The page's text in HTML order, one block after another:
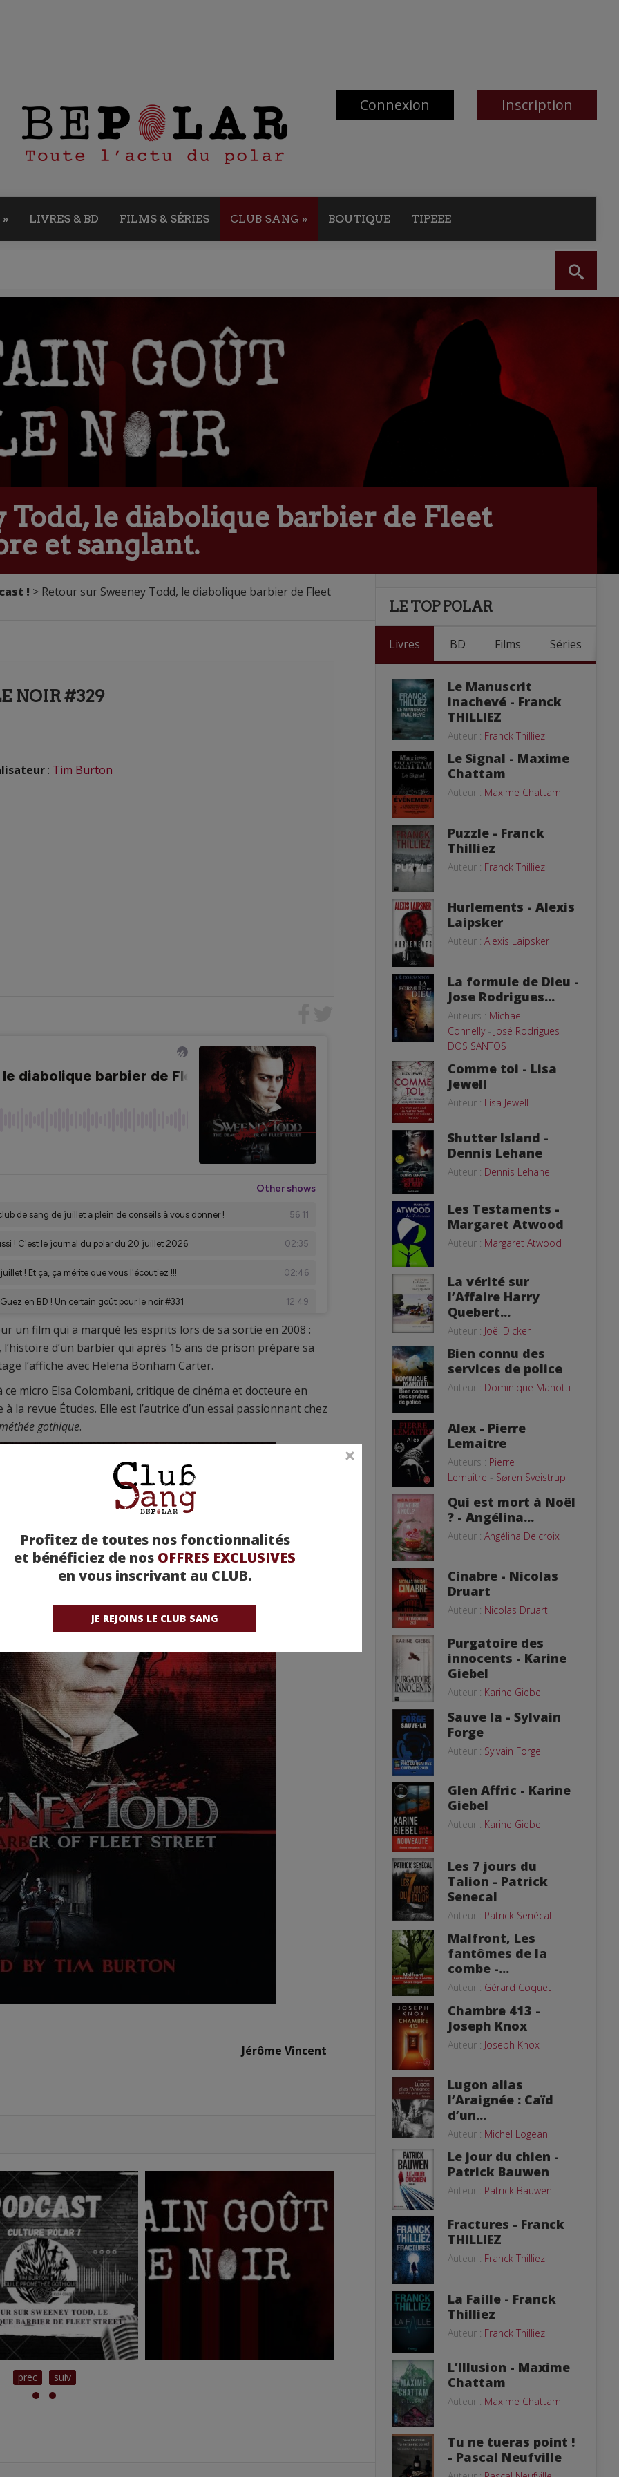
Connexion Inscription
» LIVRES & BD FILMS & SÉRIES CLUB SANG » BOUTIQUE TIPEEE
Profitez de toutes nos fonctionnalités
et bénéficiez de nos OFFRES EXCLUSIVES
en vous inscrivant au CLUB.
JE REJOINS LE CLUB SANG
Todd, le diabolique barbier de Fleet
et sanglant.
! > Retour sur Sweeney Todd, le diabolique barbier de Fleet
NOIR #329
: Tim Burton
un film qui a marqué les esprits lors de sa sortie en 2008 :
l’histoire d’un barbier qui après 15 ans de prison prépare sa
l’affiche avec Helena Bonham Carter.
micro Elsa Colombani, critique de cinéma et docteure en
revue Études. Elle est l’autrice d’un essai passionnant chez
gothique.
Jérôme Vincent
prec suiv
LE TOP POLAR
Livres BD Films Séries
Le Manuscrit
inachevé - Franck
THILLIEZ
Auteur : Franck Thilliez
Le Signal - Maxime
Chattam
Auteur : Maxime Chattam
Puzzle - Franck
Thilliez
Auteur : Franck Thilliez
Hurlements - Alexis
Laipsker
Auteur : Alexis Laipsker
La formule de Dieu -
Jose Rodrigues...
Auteurs : Michael
Connelly- José Rodrigues
DOS SANTOS
Comme toi - Lisa
Jewell
Auteur : Lisa Jewell
Shutter Island -
Dennis Lehane
Auteur : Dennis Lehane
Les Testaments -
Margaret Atwood
Auteur : Margaret Atwood
La vérité sur
l’Affaire Harry
Quebert...
Auteur : Joël Dicker
Bien connu des
services de police
Auteur : Dominique Manotti
Alex - Pierre
Lemaitre
Auteurs : Pierre
Lemaitre - Søren Sveistrup
Qui est mort à Noël
? - Angélina...
Auteur : Angélina Delcroix
Cinabre - Nicolas
Druart
Auteur : Nicolas Druart
Purgatoire des
innocents - Karine
Giebel
Auteur : Karine Giebel
Sauve la - Sylvain
Forge
Auteur : Sylvain Forge
Glen Affric - Karine
Giebel
Auteur : Karine Giebel
Les 7 jours du
Talion - Patrick
Senecal
Auteur : Patrick Senécal
Malfront, Les
fantômes de la
combe -...
Auteur : Gérard Coquet
Chambre 413 -
Joseph Knox
Auteur : Joseph Knox
Lugon alias
l’Araignée : Caïd
d’un...
Auteur : Michel Logean
Le jour du chien -
Patrick Bauwen
Auteur : Patrick Bauwen
Fractures - Franck
THILLIEZ
Auteur : Franck Thilliez
La Faille - Franck
Thilliez
Auteur : Franck Thilliez
L’Illusion - Maxime
Chattam
Auteur : Maxime Chattam
Tu ne tueras point !
- Pascal Neufville